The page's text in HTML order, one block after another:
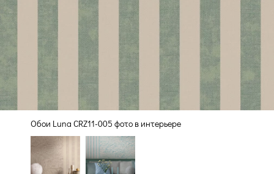
Обои Luna CRZ11-005 фото в интерьере